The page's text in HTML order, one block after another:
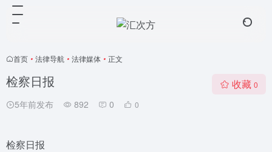
首页 • 法律导航 • 法律媒体 • 正文
检察日报
5年前发布 892 0 0
收藏 0
检察日报